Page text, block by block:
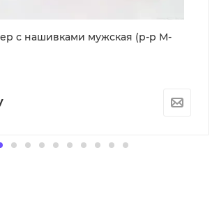
с нашивками мужская (р-р M-